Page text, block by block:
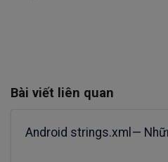
Bài viết liên quan
Android strings.xml —